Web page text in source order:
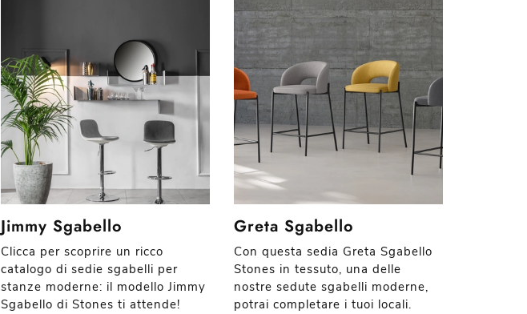
Jimmy Sgabello
Clicca per scoprire un ricco
catalogo di sedie sgabelli per
stanze moderne: il modello Jimmy
Sgabello di Stones ti attende!
Greta Sgabello
Con questa sedia Greta Sgabello
Stones in tessuto, una delle
nostre sedute sgabelli moderne,
potrai completare i tuoi locali.